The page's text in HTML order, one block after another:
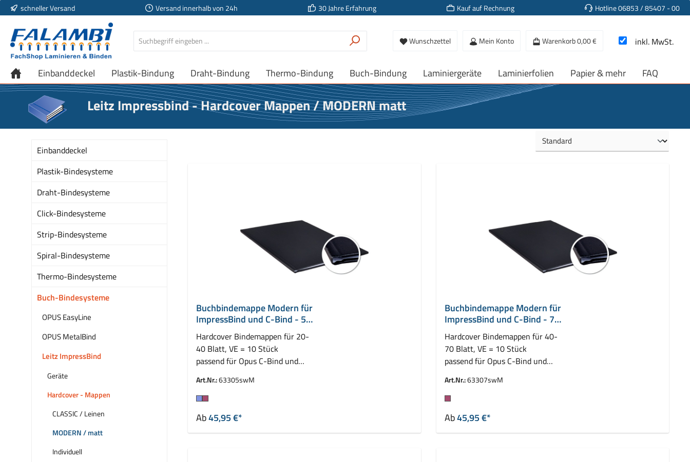
Hauptinhalt springen
Zur Suche springen
Zur Hauptnavigation springen
schneller Versand Versand innerhalb von 24h 30 Jahre Erfahrung Kauf auf Rechnung Hotline 06853 / 85407 - 00
Wunschzettel Mein Konto Warenkorb0,00 € inkl. MwSt.
Einbanddeckel Plastik-Bindung Draht-Bindung Thermo-Bindung Buch-Bindung Laminiergeräte Laminierfolien Papier & mehr FAQ
Leitz Impressbind - Hardcover Mappen / MODERN matt
Einbanddeckel
Plastik-Bindesysteme
Draht-Bindesysteme
Click-Bindesysteme
Strip-Bindesysteme
Spiral-Bindesysteme
Thermo-Bindesysteme
Buch-Bindesysteme
OPUS EasyLine
OPUS MetalBind
Leitz ImpressBind
Geräte
Hardcover - Mappen
CLASSIC / Leinen
MODERN / matt
Individuell
Buchbindemappe Modern für
ImpressBind und C-Bind - 5
mm
Hardcover Bindemappen für 20-
40 Blatt, VE = 10 Stück
passend für Opus C-Bind und
Art.Nr.:63305swM
Farbe
Ab45,95 €*
Buchbindemappe Modern für
ImpressBind und C-Bind - 7
mm
Hardcover Bindemappen für 40-
70 Blatt, VE = 10 Stück
passend für Opus C-Bind und
Art.Nr.:63307swM
Farbe
Ab45,95 €*